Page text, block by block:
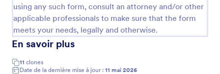
using any such form, consult an attorney and/or other
applicable professionals to make sure that the form
meets your needs, legally and otherwise.
En savoir plus
11 clones
Date de la dernière mise à jour : 11 mai 2026